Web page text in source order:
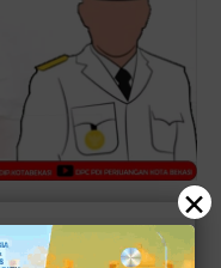
Tolak Kaesang
×